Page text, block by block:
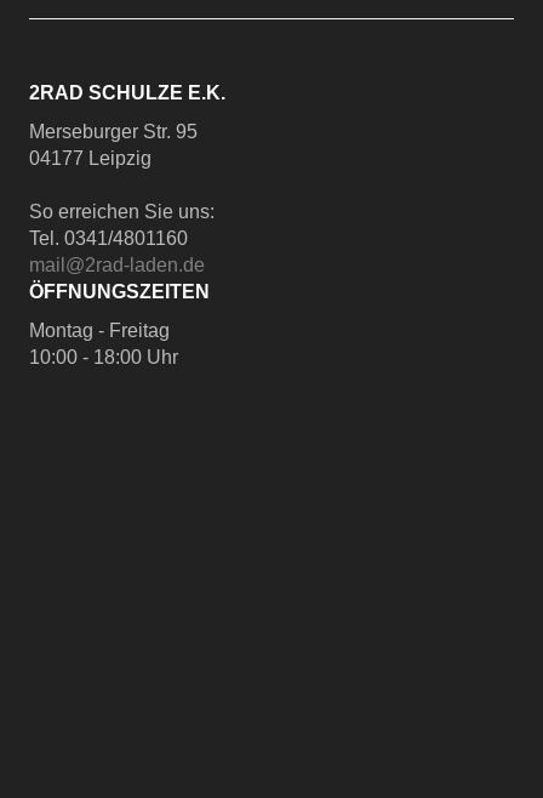
2RAD SCHULZE E.K.
Merseburger Str. 95
04177 Leipzig
So erreichen Sie uns:
Tel. 0341/4801160
mail@2rad-laden.de
ÖFFNUNGSZEITEN
Montag - Freitag
10:00 - 18:00 Uhr